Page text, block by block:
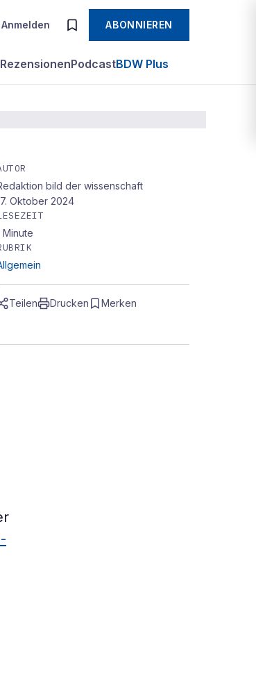
Anmelden ABONNIEREN
RezensionenPodcastBDW Plus
bild der wissenschaft
Oktober 2024
Minute
Teilen Drucken Merken